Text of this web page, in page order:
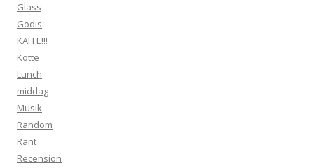
Glass
Godis
KAFFE!!!
Kotte
Lunch
middag
Musik
Random
Rant
Recension